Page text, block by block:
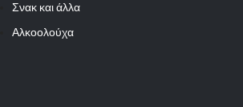
Σνακ και άλλα
Αλκοολούχα